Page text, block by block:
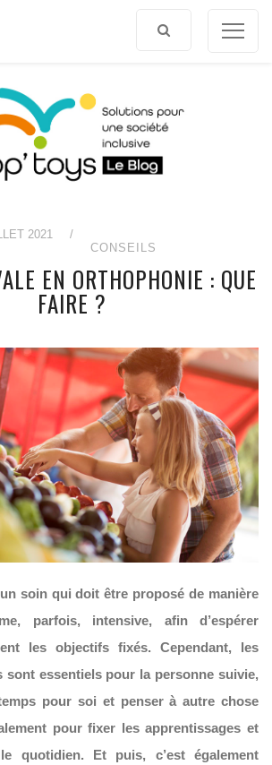
2021
/
CONSEILS
EN ORTHOPHONIE : QUE
FAIRE ?
soin qui doit être proposé de manière
parfois, intensive, afin d’espérer
les objectifs fixés. Cependant, les
sont essentiels pour la personne suivie,
pour soi et penser à autre chose
pour fixer les apprentissages et
quotidien. Et puis, c’est également